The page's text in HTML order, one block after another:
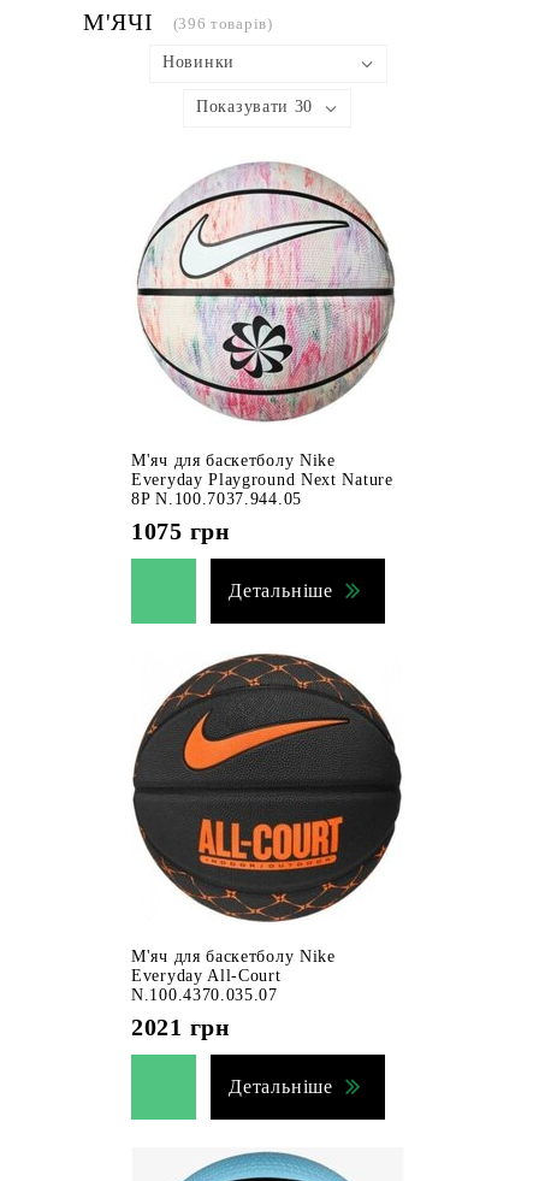
М'ЯЧІ (396 товарів)
Новинки
Показувати 30
М'яч для баскетболу Nike
Everyday Playground Next Nature
8P N.100.7037.944.05
1075 грн
Детальніше
М'яч для баскетболу Nike
Everyday All-Court
N.100.4370.035.07
2021 грн
Детальніше